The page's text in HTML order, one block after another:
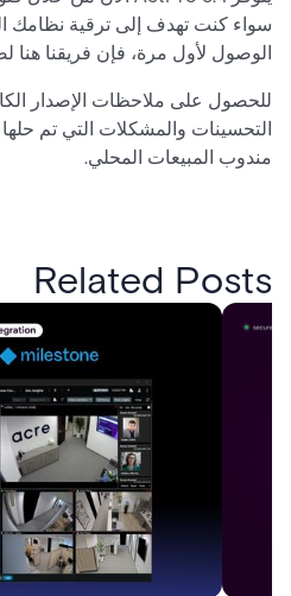
سواء كنت تهدف إلى ترقية نظامك
الوصول لأول مرة، فإن فريقنا
للحصول على ملاحظات الإصدار
التحسينات والمشكلات التي تم
مندوب المبيعات المحلي.
Related Posts